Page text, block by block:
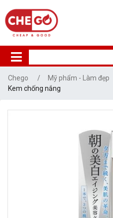
Chego Mỹ phẩm - Làm đẹp
Kem chống nắng